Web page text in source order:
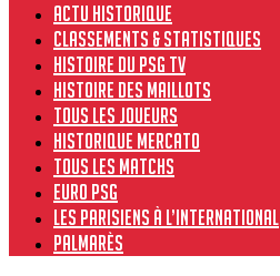
Actu historique
Classements & Statistiques
Histoire du PSG TV
Histoire des maillots
Tous les joueurs
Historique Mercato
Tous les matchs
Euro PSG
Les Parisiens à l’international
Palmarès